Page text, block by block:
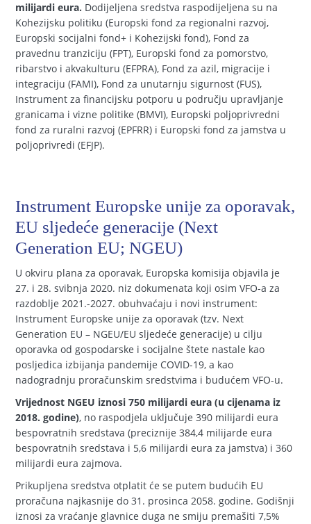
milijardi eura. Dodijeljena sredstva raspodijeljena su na
Kohezijsku politiku (Europski fond za regionalni razvoj,
Europski socijalni fond+ i Kohezijski fond), Fond za
pravednu tranziciju (FPT), Europski fond za pomorstvo,
ribarstvo i akvakulturu (EFPRA), Fond za azil, migracije i
integraciju (FAMI), Fond za unutarnju sigurnost (FUS),
Instrument za financijsku potporu u području upravljanje
granicama i vizne politike (BMVI), Europski poljoprivredni
fond za ruralni razvoj (EPFRR) i Europski fond za jamstva u
poljoprivredi (EFJP).
Instrument Europske unije za oporavak,
EU sljedeće generacije (Next
Generation EU; NGEU)
U okviru plana za oporavak, Europska komisija objavila je
27. i 28. svibnja 2020. niz dokumenata koji osim VFO-a za
razdoblje 2021.-2027. obuhvaćaju i novi instrument:
Instrument Europske unije za oporavak (tzv. Next
Generation EU – NGEU/EU sljedeće generacije) u cilju
oporavka od gospodarske i socijalne štete nastale kao
posljedica izbijanja pandemije COVID-19, a kao
nadogradnju proračunskim sredstvima i budućem VFO-u.
Vrijednost NGEU iznosi 750 milijardi eura (u cijenama iz
2018. godine), no raspodjela uključuje 390 milijardi eura
bespovratnih sredstava (preciznije 384,4 milijarde eura
bespovratnih sredstava i 5,6 milijardi eura za jamstva) i 360
milijardi eura zajmova.
Prikupljena sredstva otplatit će se putem budućih EU
proračuna najkasnije do 31. prosinca 2058. godine. Godišnji
iznosi za vraćanje glavnice duga ne smiju premašiti 7,5%